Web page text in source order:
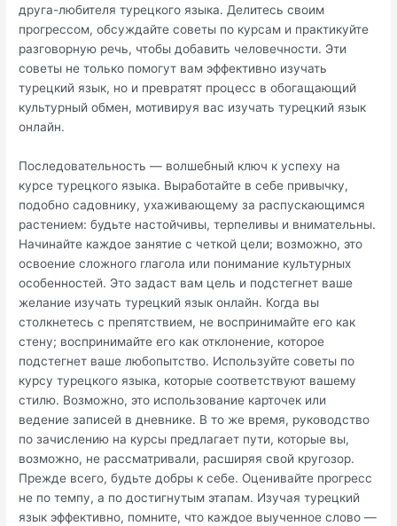
друга-любителя турецкого языка. Делитесь своим
прогрессом, обсуждайте советы по курсам и практикуйте
разговорную речь, чтобы добавить человечности. Эти
советы не только помогут вам эффективно изучать
турецкий язык, но и превратят процесс в обогащающий
культурный обмен, мотивируя вас изучать турецкий язык
онлайн.
Последовательность — волшебный ключ к успеху на
курсе турецкого языка. Выработайте в себе привычку,
подобно садовнику, ухаживающему за распускающимся
растением: будьте настойчивы, терпеливы и внимательны.
Начинайте каждое занятие с четкой цели; возможно, это
освоение сложного глагола или понимание культурных
особенностей. Это задаст вам цель и подстегнет ваше
желание изучать турецкий язык онлайн. Когда вы
столкнетесь с препятствием, не воспринимайте его как
стену; воспринимайте его как отклонение, которое
подстегнет ваше любопытство. Используйте советы по
курсу турецкого языка, которые соответствуют вашему
стилю. Возможно, это использование карточек или
ведение записей в дневнике. В то же время, руководство
по зачислению на курсы предлагает пути, которые вы,
возможно, не рассматривали, расширяя свой кругозор.
Прежде всего, будьте добры к себе. Оценивайте прогресс
не по темпу, а по достигнутым этапам. Изучая турецкий
язык эффективно, помните, что каждое выученное слово —